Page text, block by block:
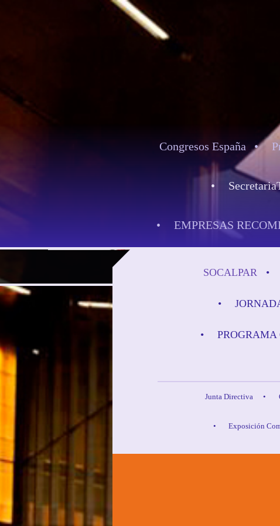
Congresos España
EMPRESAS
SOCALPAR
Junta Directiva
Exposición